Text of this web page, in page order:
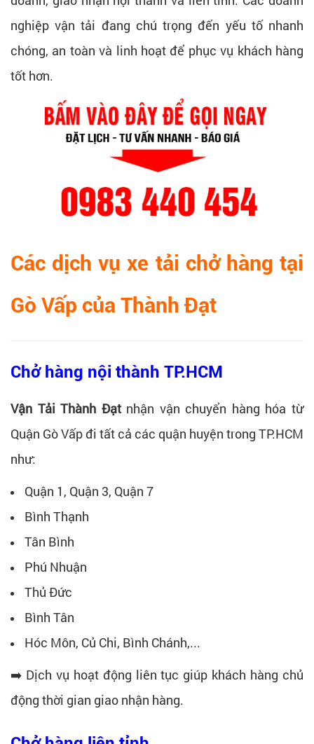
nghiệp vận tải đang chú trọng đến yếu tố nhanh
chóng, an toàn và linh hoạt để phục vụ khách hàng
tốt hơn.
Các dịch vụ xe tải chở hàng tại
Gò Vấp của Thành Đạt
Chở hàng nội thành TP.HCM
Vận Tải Thành Đạt nhận vận chuyển hàng hóa từ
Quận Gò Vấp đi tất cả các quận huyện trong TP.HCM
như:
Quận 1, Quận 3, Quận 7
Bình Thạnh
Tân Bình
Phú Nhuận
Thủ Đức
Bình Tân
Hóc Môn, Củ Chi, Bình Chánh,...
➡️ Dịch vụ hoạt động liên tục giúp khách hàng chủ
động thời gian giao nhận hàng.